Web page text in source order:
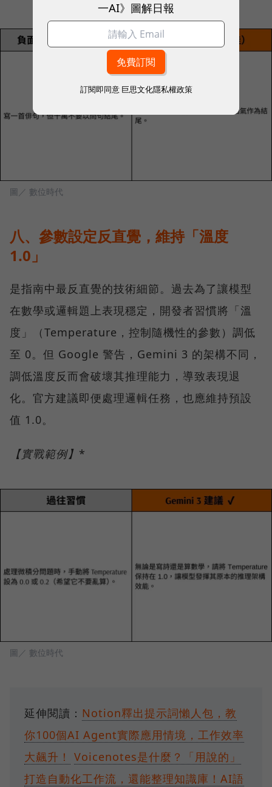
圖／ 數位時代
八、參數設定反直覺，維持「溫度
1.0」
是指南中最反直覺的技術細節。過去為了讓模型
在數學或邏輯題上表現穩定，開發者習慣將「溫
度」（Temperature，控制隨機性的參數）調低
至 0。但 Google 警告，Gemini 3 的架構不同，
調低溫度反而會破壞其推理能力，導致表現退
化。官方建議即便處理邏輯任務，也應維持預設
值 1.0。
【實戰範例】 *
圖／ 數位時代
延伸閱讀： Notion釋出提示詞懶人包，教
你100個AI Agent實際應用情境，工作效率
大飆升！
Voicenotes是什麼？「用說的」
打造自動化工作流，還能整理知識庫！AI語
一AI》圖解日報
訂閱即同意 巨思文化隱私權政策